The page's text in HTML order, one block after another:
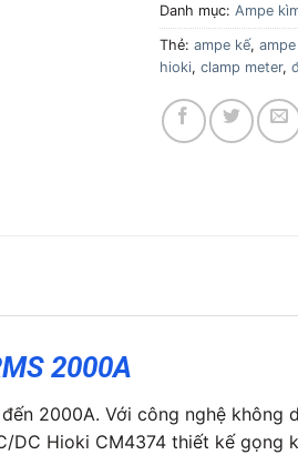
Danh mục: Ampe
Thẻ: ampe kế,
hioki, clamp meter,
2000A
2000A. Với công nghệ không
Hioki CM4374 thiết kế gọng